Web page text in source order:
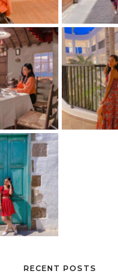
RECENT POSTS